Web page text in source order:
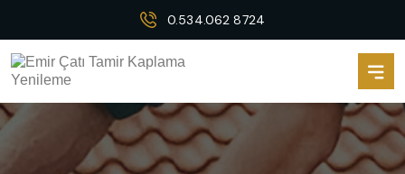
0.534.062 8724